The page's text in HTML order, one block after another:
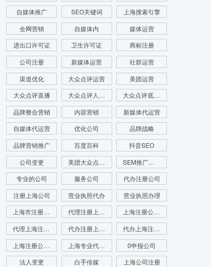
自媒体推广
SEO关键词
上海搜索引擎
全网营销
自媒体内
媒体运营
进出口许可证
卫生许可证
商标注册
公司注册
新媒体运营
社群运营
渠道优化
大众点评运营
美团运营
大众点评直播
大众点评人群画像
大众点评底层逻辑
品牌整合营销
内容营销
新媒体代运营
自媒体代运营
优化公司
品牌战略
品牌营销推广
百度百科
抖音SEO
公司变更
美团大众点评运营
SEM推广公司
专业的公司
服务公司
代办注册公司
注册上海公司
营业执照代办
营业执照办理
上海市注册公司
代理注册上海公司
上海注册公司代办
代理上海注册公司
代办注册上海公司
代办上海注册公司
上海注册公司咨询
上海专业代理注册公司
0申报公司
法人变更
白手传媒
上海公司注册